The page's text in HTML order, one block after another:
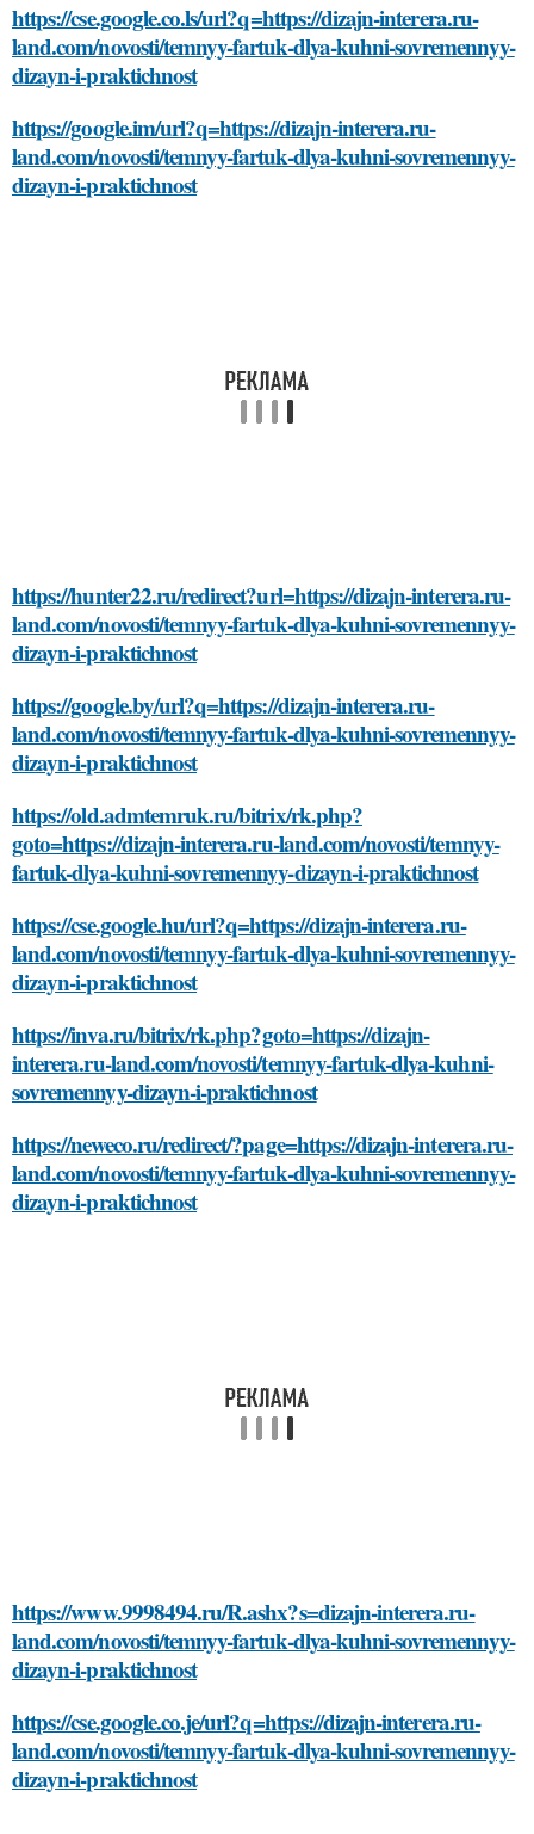
https://cse.google.co.ls/url?q=https://dizajn-interera.ru-
land.com/novosti/temnyy-fartuk-dlya-kuhni-sovremennyy-
dizayn-i-praktichnost
https://google.im/url?q=https://dizajn-interera.ru-
land.com/novosti/temnyy-fartuk-dlya-kuhni-sovremennyy-
dizayn-i-praktichnost
https://hunter22.ru/redirect?url=https://dizajn-interera.ru-
land.com/novosti/temnyy-fartuk-dlya-kuhni-sovremennyy-
dizayn-i-praktichnost
https://google.by/url?q=https://dizajn-interera.ru-
land.com/novosti/temnyy-fartuk-dlya-kuhni-sovremennyy-
dizayn-i-praktichnost
https://old.admtemruk.ru/bitrix/rk.php?
goto=https://dizajn-interera.ru-land.com/novosti/temnyy-
fartuk-dlya-kuhni-sovremennyy-dizayn-i-praktichnost
https://cse.google.hu/url?q=https://dizajn-interera.ru-
land.com/novosti/temnyy-fartuk-dlya-kuhni-sovremennyy-
dizayn-i-praktichnost
https://inva.ru/bitrix/rk.php?goto=https://dizajn-
interera.ru-land.com/novosti/temnyy-fartuk-dlya-kuhni-
sovremennyy-dizayn-i-praktichnost
https://neweco.ru/redirect/?page=https://dizajn-interera.ru-
land.com/novosti/temnyy-fartuk-dlya-kuhni-sovremennyy-
dizayn-i-praktichnost
https://www.9998494.ru/R.ashx?s=dizajn-interera.ru-
land.com/novosti/temnyy-fartuk-dlya-kuhni-sovremennyy-
dizayn-i-praktichnost
https://cse.google.co.je/url?q=https://dizajn-interera.ru-
land.com/novosti/temnyy-fartuk-dlya-kuhni-sovremennyy-
dizayn-i-praktichnost